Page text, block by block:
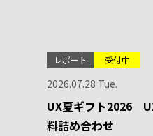
レポート 受付中
2026.07.28 Tue.
UX夏ギフト2026
料詰め合わせ